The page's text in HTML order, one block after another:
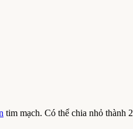
tim mạch. Có thể chia nhỏ thành